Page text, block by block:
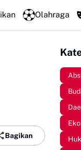
LPM
Olahraga
Bagikan